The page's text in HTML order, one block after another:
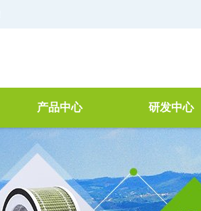
产品中心
空气净化过滤器
工业过滤器
VOCs废气治理
研发中心
研讨会
检测仓